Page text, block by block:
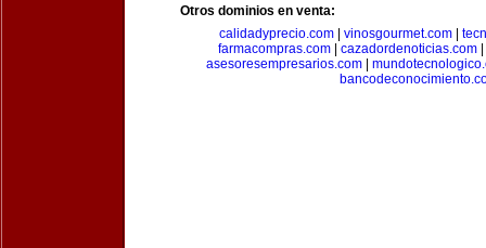
Otros dominios en venta:
calidadyprecio.com
vinosgourmet.com
farmacompras.com
cazadordenoticias.com
asesoresempresarios.com